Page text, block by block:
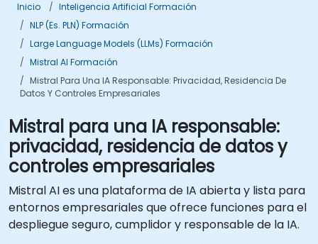
Inicio
Inteligencia Artificial Formación
NLP (es. PLN) Formación
Large Language Models (LLMs) Formación
Mistral AI Formación
Mistral Para Una IA Responsable: Privacidad, Residencia De
Datos Y Controles Empresariales
Mistral para una IA responsable:
privacidad, residencia de datos y
controles empresariales
Mistral AI es una plataforma de IA abierta y lista para
entornos empresariales que ofrece funciones para el
despliegue seguro, cumplidor y responsable de la IA.